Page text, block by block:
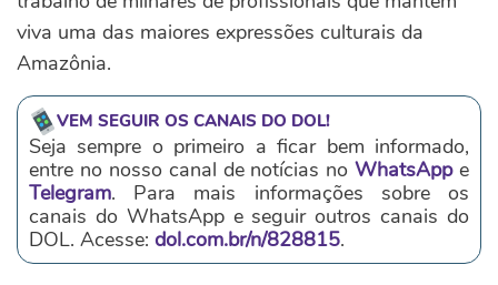
viva uma das maiores expressões culturais da
Amazônia.
VEM SEGUIR OS CANAIS DO DOL!
Seja sempre o primeiro a ficar bem informado,
entre no nosso canal de notícias noWhatsAppe
Telegram. Para mais informações sobre os
canais do WhatsApp e seguir outros canais do
DOL. Acesse: dol.com.br/n/828815.